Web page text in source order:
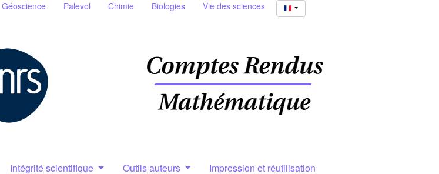
Géoscience Palevol Chimie Biologies Vie des sciences
Intégrité scientifique Outils auteurs Impression et réutilisation